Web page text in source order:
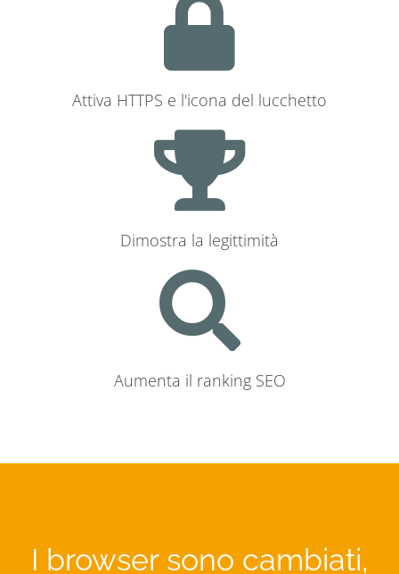
Attiva HTTPS e l'icona del lucchetto
Dimostra la legittimità
Aumenta il ranking SEO
I browser sono cambiati,